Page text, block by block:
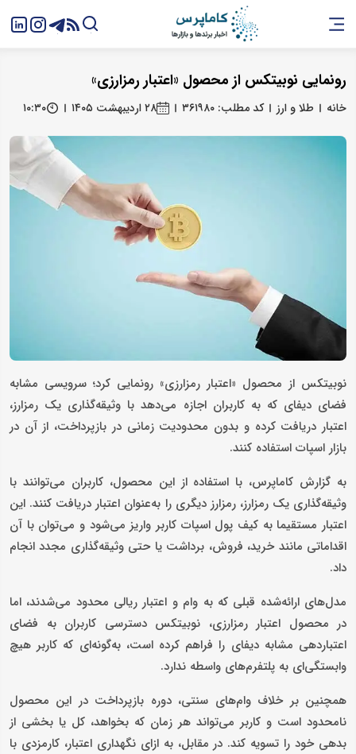
رونمایی نوبیتکس از محصول «اعتبار رمزارزی»
خانه طلا و ارز کد مطلب: ۳۶۱۹۸۰ ۲۸ اردیبهشت ۱۴۰۵ ۱۰:۳۰
نوبیتکس از محصول «اعتبار رمزارزی» رونمایی کرد؛ سرویسی مشابه
فضای دیفای که به کاربران اجازه می‌دهد با وثیقه‌گذاری یک رمزارز،
اعتبار دریافت کرده و بدون محدودیت زمانی در بازپرداخت، از آن در
بازار اسپات استفاده کنند.
به گزارش کاماپرس، با استفاده از این محصول، کاربران می‌توانند با
وثیقه‌گذاری یک رمزارز، رمزارز دیگری را به‌عنوان اعتبار دریافت کنند. این
اعتبار مستقیما به کیف پول اسپات کاربر واریز می‌شود و می‌توان با آن
اقداماتی مانند خرید، فروش، برداشت یا حتی وثیقه‌گذاری مجدد انجام
داد.
مدل‌های ارائه‌شده قبلی که به وام و اعتبار ریالی محدود می‌شدند، اما
در محصول اعتبار رمزارزی، نوبیتکس دسترسی کاربران به فضای
اعتباردهی مشابه دیفای را فراهم کرده‌ است، به‌گونه‌ای که کاربر هیچ
وابستگی‌ای به پلتفرم‌های واسطه ندارد.
همچنین بر خلاف وام‌های سنتی، دوره بازپرداخت در این محصول
نامحدود است و کاربر می‌تواند هر زمان که بخواهد، کل یا بخشی از
بدهی خود را تسویه کند. در مقابل، به ازای نگهداری اعتبار، کارمزدی با